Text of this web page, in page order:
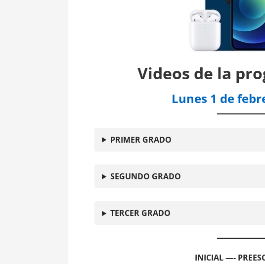
Videos de la
Lunes 1 de
PRIMER GRADO
SEGUNDO GRADO
TERCER GRADO
INICIAL —-